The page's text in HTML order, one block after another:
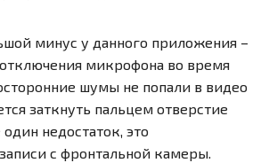
минус у данного приложения –
микрофона во время
шумы не попали в видео
заткнуть пальцем отверстие
недостаток, это
с фронтальной камеры.